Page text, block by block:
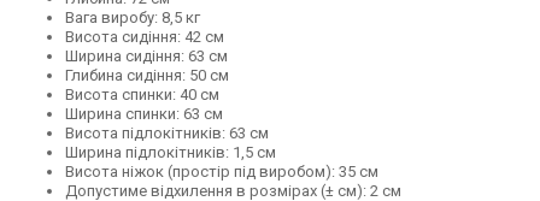
Вага виробу: 8,5 кг
Висота сидіння: 42 см
Ширина сидіння: 63 см
Глибина сидіння: 50 см
Висота спинки: 40 см
Ширина спинки: 63 см
Висота підлокітників: 63 см
Ширина підлокітників: 1,5 см
Висота ніжок (простір під виробом): 35 см
Допустиме відхилення в розмірах (± см): 2 см